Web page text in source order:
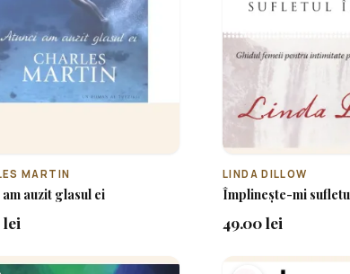
MARTIN
auzit glasul ei
lei
LINDA DILLOW
Împlinește-mi
49.00 lei